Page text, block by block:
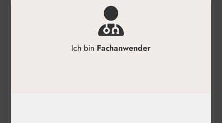
Verbesserung von Teint, Elastizität und
Ich bin Fachanwender